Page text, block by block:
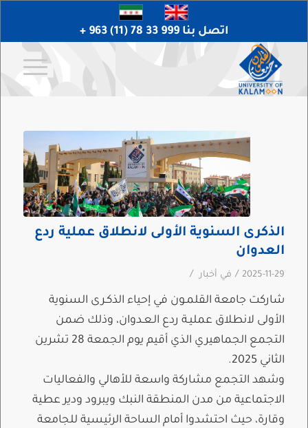
اتصل بنا 999 33 78 (11) 963 +
الذكرى السنوية الأولى لانطلاق عملية ردع
العدوان
2025-11-29
/ في أخبار /
شاركت جامعة القلمـون في إحياء الذكـرى السنوية
الأولى لانطلاق عمليـة ردع الـعـدوان، وذلك ضمن
التجمع الجماهيري الذي أقيم يوم الجمعة 28 تشرين
الثاني 2025.
وشهد التجمع مشاركة واسعة للأهالي والفعاليات
الاجتماعية من مدن المنطقة النبك ويبرود ودير عطية
وقارة، حيث احتشدوا أمام الساحة الرئيسية للجامعة